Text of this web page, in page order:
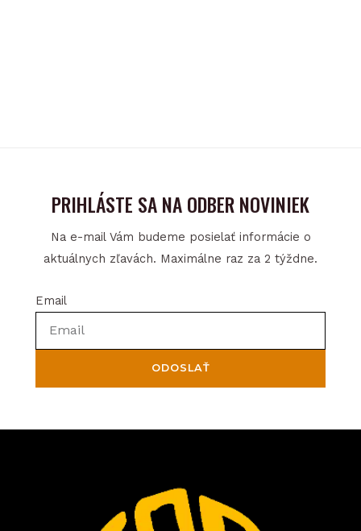
PRIHLÁSTE SA NA ODBER NOVINIEK
Na e-mail Vám budeme posielať informácie o
aktuálnych zľavách. Maximálne raz za 2 týždne.
Email
ODOSLAŤ